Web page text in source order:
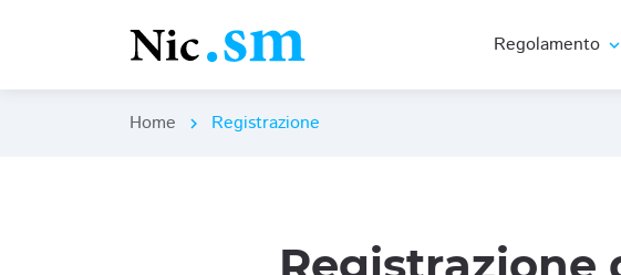
Regolamento expand_more
Home chevron_right Registrazione